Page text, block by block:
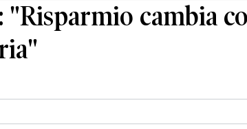
cambia